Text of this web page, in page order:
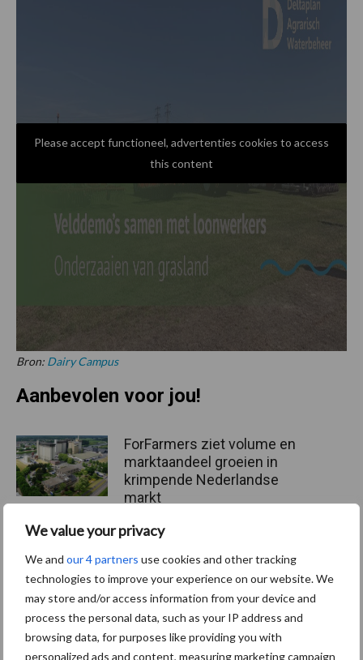
We value your privacy
We and our 4 partners use cookies and other tracking
technologies to improve your experience on our website. We
may store and/or access information from your device and
process the personal data, such as your IP address and
browsing data, for purposes like providing you with
personalized ads and content, measuring marketing campaign
Please accept functioneel, advertenties cookies to access
this content
Bron: Dairy Campus
Aanbevolen voor jou!
ForFarmers ziet volume en
marktaandeel groeien in
krimpende Nederlandse
markt
Tien praktische tips voor